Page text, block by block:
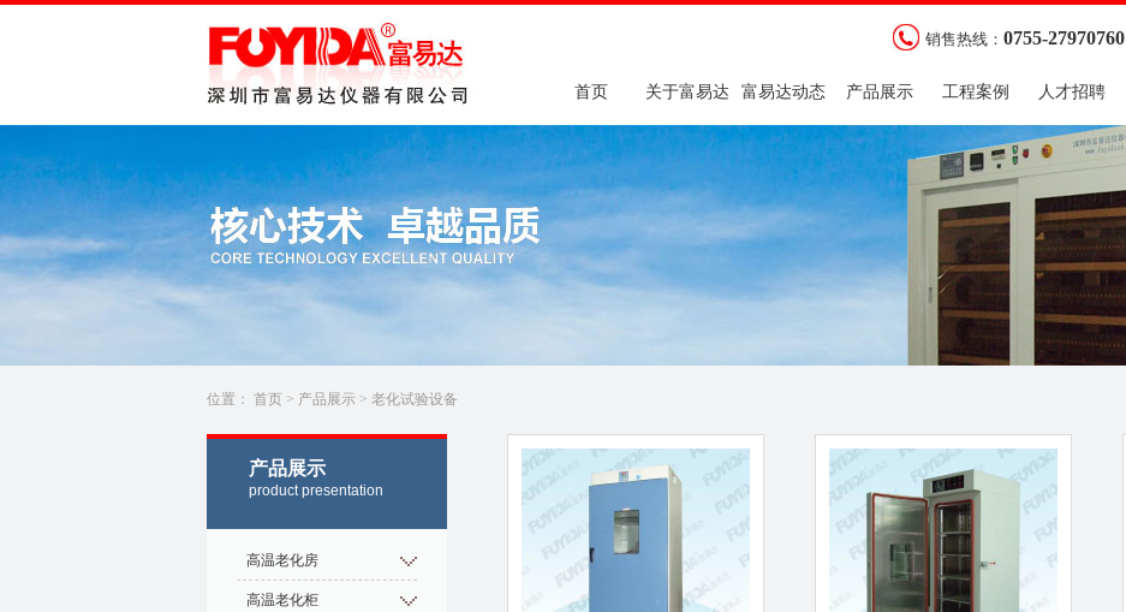
销售热线： 0755-27970760
首页 关于富易达 富易达动态 产品展示 工程案例 人才招聘
位置： 首页 > 产品展示 > 老化试验设备
产品展示
product presentation
高温老化房
高温老化柜